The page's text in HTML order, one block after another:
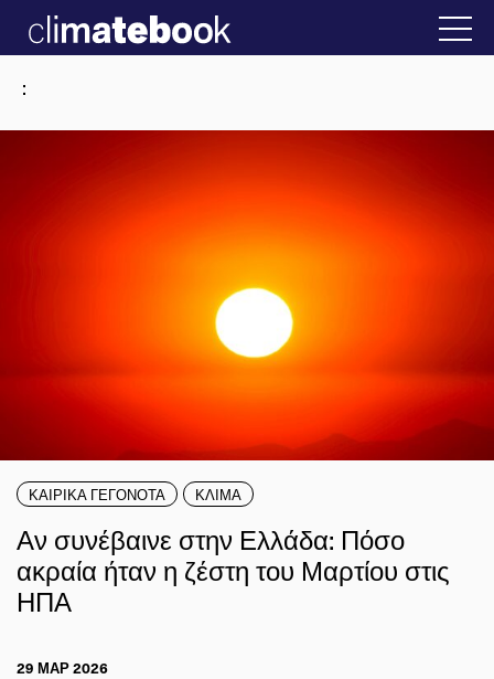
Ελλάδα 22 ΙΑΝ 2026 2025 Η άβολη
:
ΚΑΙΡΙΚΑ ΓΕΓΟΝΟΤΑ ΚΛΙΜΑ
Αν συνέβαινε στην Ελλάδα: Πόσο
ακραία ήταν η ζέστη του Μαρτίου στις
ΗΠΑ
29 ΜΑΡ 2026